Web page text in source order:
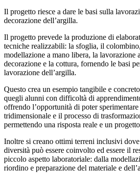
Il progetto riesce a dare le basi sulla
decorazione dell’argilla.
Il progetto prevede la produzione di
tecniche realizzabili: la sfoglia, il
modellazione a mano libera, la lavorazione
decorazione e la cottura, fornendo le basi
lavorazione dell’argilla.
Questo crea un esempio tangibile e
quegli alunni con difficoltà di
offrendo l’opportunità di poter
tridimensionale e il processo di
permettendo una risposta reale e un
Inoltre si creano ottimi terreni inclusivi
diversità può essere coinvolto ed essere il
piccolo aspetto laboratoriale: dalla
riordino e preparazione del materiale e